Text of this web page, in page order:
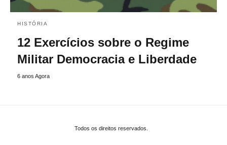
HISTÓRIA
12 Exercícios sobre o Regime
Militar Democracia e Liberdade
6 anos Agora
Todos os direitos reservados.